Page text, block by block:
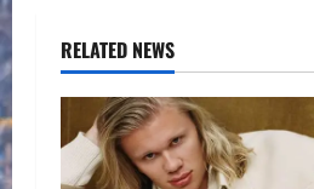
v
i
RELATED NEWS